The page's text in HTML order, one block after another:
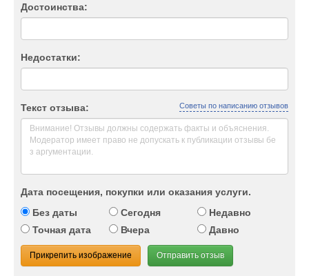
Достоинства:
Недостатки:
Текст отзыва: Советы по написанию отзывов
Дата посещения, покупки или оказания услуги.
Без даты
Сегодня
Недавно
Точная дата
Вчера Давно
Прикрепить изображение Отправить отзыв